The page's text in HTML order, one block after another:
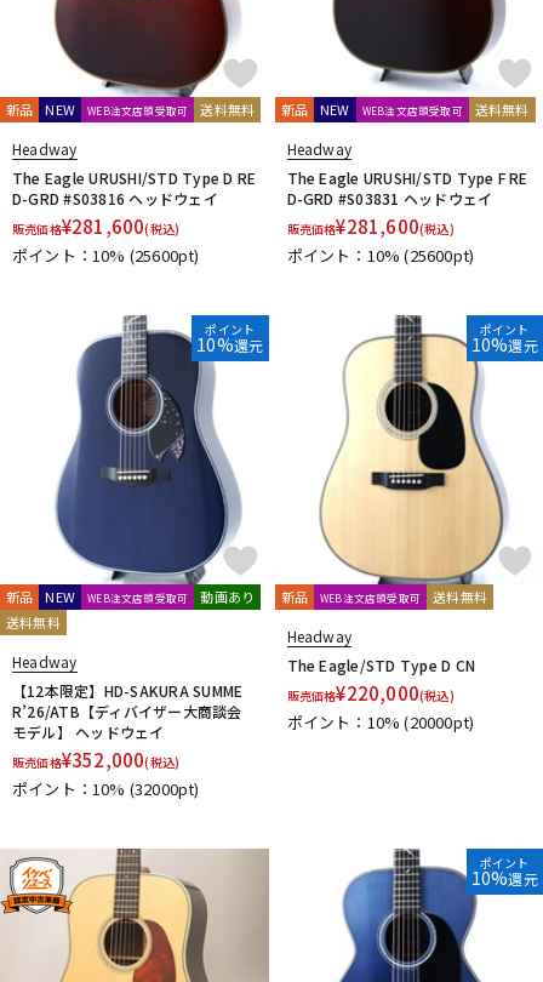
新品 NEW WEB注文店頭受取可 送料無料
Headway
The Eagle URUSHI/STD Type D RE
D-GRD #S03816 ヘッドウェイ
販売価格¥281,600(税込)
ポイント：10% (25600pt)
新品 NEW WEB注文店頭受取可 送料無料
Headway
The Eagle URUSHI/STD Type F RE
D-GRD #S03831 ヘッドウェイ
販売価格¥281,600(税込)
ポイント：10%(25600pt)
ポイント
10%還元
新品 NEW WEB注文店頭受取可
動画あり
送料無料
Headway
【12本限定】HD-SAKURA SUMME
R’26/ATB【ディバイザー大商談会
モデル】 ヘッドウェイ
販売価格¥352,000(税込)
ポイント：10% (32000pt)
ポイント
10%還元
新品 WEB注文店頭受取可 送料無料
Headway
The Eagle/STD Type D CN
販売価格¥220,000(税込)
ポイント：10%(20000pt)
ポイント
10%還元